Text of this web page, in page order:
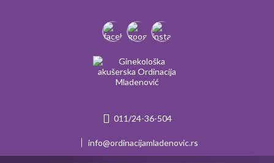
011/24-36-504
info@ordinacijamladenovic.rs